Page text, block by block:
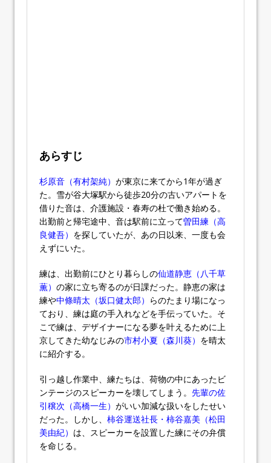
あらすじ
杉原音（有村架純） が東京に来てから1年が過ぎ
た。雪が谷大塚駅から徒歩20分の古いアパートを
借りた音は、介護施設・春寿の杜で働き始める。
出勤前と帰宅途中、音は駅前に立って曽田練（高
良健吾） を探していたが、あの日以来、一度も会
えずにいた。
練は、出勤前にひとり暮らしの仙道静恵（八千草
薫） の家に立ち寄るのが日課だった。静恵の家は
練や中條晴太（坂口健太郎） らのたまり場になっ
ており、練は庭の手入れなどを手伝っていた。そ
こで練は、デザイナーになる夢を叶えるために上
京してきた幼なじみの市村小夏（森川葵） を晴太
に紹介する。
引っ越し作業中、練たちは、荷物の中にあったビ
ンテージのスピーカーを壊してしまう。 先輩の佐
引穣次（高橋一生） がいい加減な扱いをしたせい
だった。しかし、 柿谷運送社長・柿谷嘉美（松田
美由紀） は、スピーカーを設置した練にその弁償
を命じる。